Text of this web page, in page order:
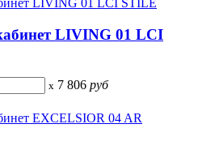
LIVING 01 LCI
x 7 806 руб